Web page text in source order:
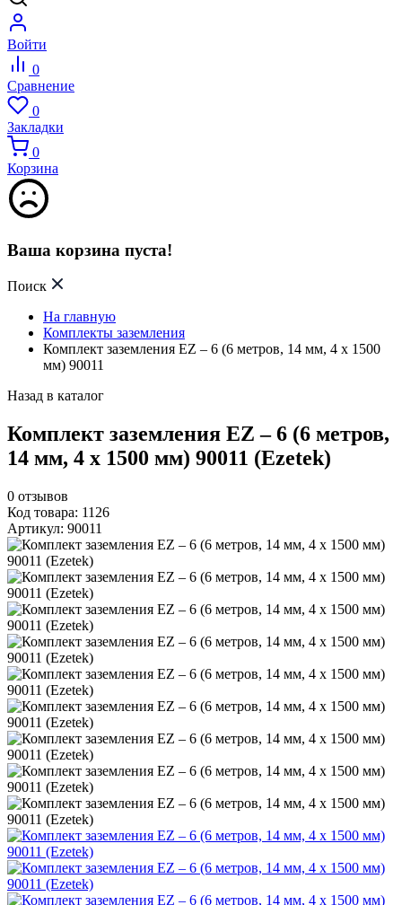
Войти
0
Сравнение
0
Закладки
0
Корзина
Ваша корзина пуста!
Поиск
На главную
Комплекты заземления
Комплект заземления EZ – 6 (6 метров, 14 мм, 4 х 1500
мм) 90011
Назад в каталог
Комплект заземления EZ – 6 (6 метров,
14 мм, 4 х 1500 мм) 90011 (Ezetek)
0 отзывов
Код товара: 1126
Артикул: 90011